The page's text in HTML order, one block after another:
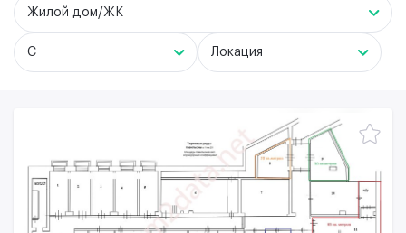
Жилой дом/ЖК
C Локация